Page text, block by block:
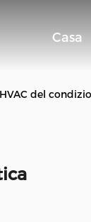
Casa
del